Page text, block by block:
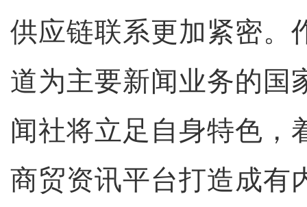
供应链联系更加紧密。
道为主要新闻业务的国
闻社将立足自身特色
商贸资讯平台打造成有